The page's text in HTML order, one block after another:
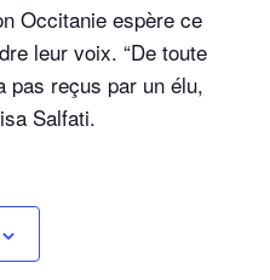
Occitanie espère ce
leur voix. “De toute
pas reçus par un élu,
Salfati.